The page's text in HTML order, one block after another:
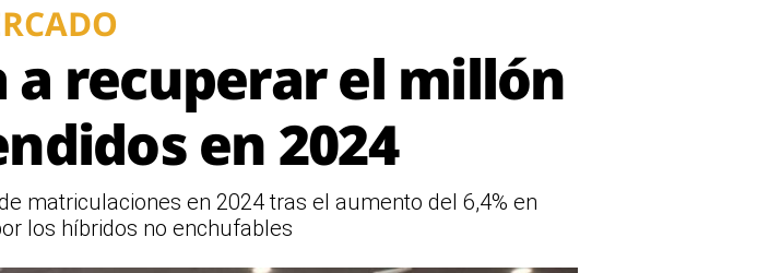
recuperar el millón
en 2024
matriculaciones en 2024 tras el aumento del 6,4% en
los híbridos no enchufables